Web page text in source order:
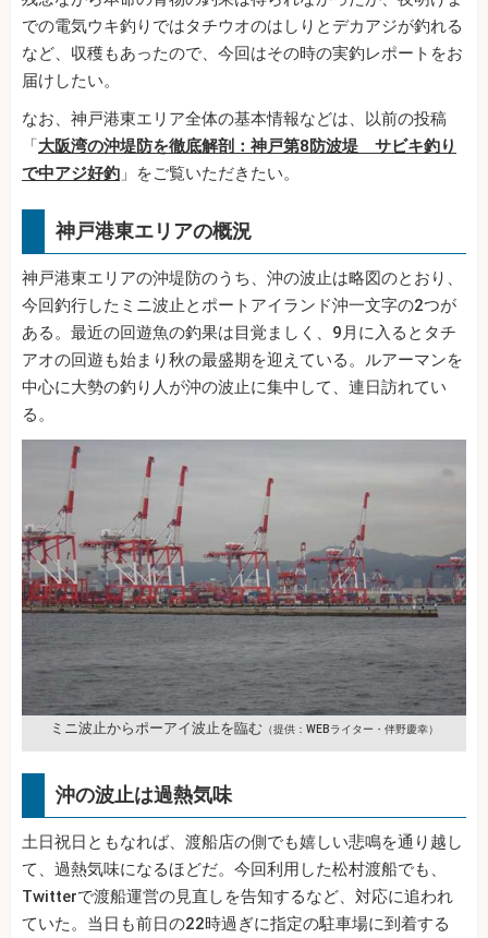
での電気ウキ釣りではタチウオのはしりとデカアジが釣れる
など、収穫もあったので、今回はその時の実釣レポートをお
届けしたい。
なお、神戸港東エリア全体の基本情報などは、以前の投稿
「大阪湾の沖堤防を徹底解剖：神戸第8防波堤 サビキ釣り
で中アジ好釣 」をご覧いただきたい。
神戸港東エリアの概況
神戸港東エリアの沖堤防のうち、沖の波止は略図のとおり、
今回釣行したミニ波止とポートアイランド沖一文字の2つが
ある。最近の回遊魚の釣果は目覚ましく、9月に入るとタチ
アオの回遊も始まり秋の最盛期を迎えている。ルアーマンを
中心に大勢の釣り人が沖の波止に集中して、連日訪れてい
る。
ミニ波止からポーアイ波止を臨む （提供：WEBライター・伴野慶幸）
沖の波止は過熱気味
土日祝日ともなれば、渡船店の側でも嬉しい悲鳴を通り越し
て、過熱気味になるほどだ。今回利用した松村渡船でも、
Twitterで渡船運営の見直しを告知するなど、対応に追われ
ていた。当日も前日の22時過ぎに指定の駐車場に到着する